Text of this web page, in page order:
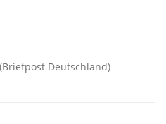
(Briefpost Deutschland)